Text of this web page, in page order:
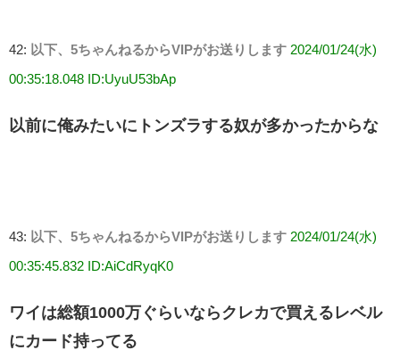
42: 以下、5ちゃんねるからVIPがお送りします 2024/01/24(水)
00:35:18.048 ID:UyuU53bAp
以前に俺みたいにトンズラする奴が多かったからな
43: 以下、5ちゃんねるからVIPがお送りします 2024/01/24(水)
00:35:45.832 ID:AiCdRyqK0
ワイは総額1000万ぐらいならクレカで買えるレベル
にカード持ってる